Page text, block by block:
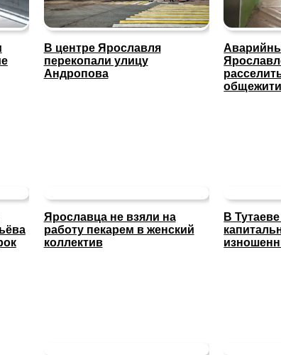
В центре Ярославля
перекопали улицу
Андропова
Ярославца не взяли на
работу пекарем в женский
коллектив
В